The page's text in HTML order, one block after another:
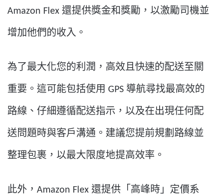
Amazon Flex 還提供獎金和獎勵，以激勵司機並
增加他們的收入。
為了最大化您的利潤，高效且快速的配送至關
重要。這可能包括使用 GPS 導航尋找最高效的
路線、仔細遵循配送指示，以及在出現任何配
送問題時與客戶溝通。建議您提前規劃路線並
整理包裹，以最大限度地提高效率。
此外，Amazon Flex 還提供「高峰時」定價系